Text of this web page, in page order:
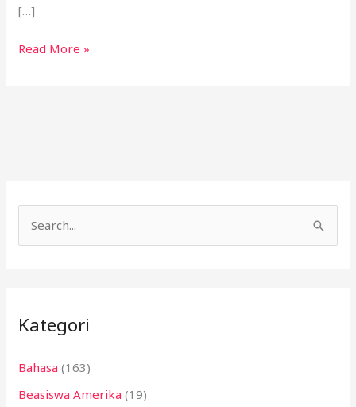
[…]
Read More »
u
t
u
Kategori
Bahasa (163)
Beasiswa Amerika (19)